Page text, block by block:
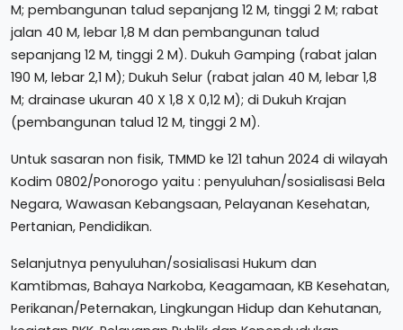
M; pembangunan talud sepanjang 12 M, tinggi 2 M; rabat
jalan 40 M, lebar 1,8 M dan pembangunan talud
sepanjang 12 M, tinggi 2 M). Dukuh Gamping (rabat jalan
190 M, lebar 2,1 M); Dukuh Selur (rabat jalan 40 M, lebar 1,8
M; drainase ukuran 40 X 1,8 X 0,12 M); di Dukuh Krajan
(pembangunan talud 12 M, tinggi 2 M).
Untuk sasaran non fisik, TMMD ke 121 tahun 2024 di wilayah
Kodim 0802/Ponorogo yaitu : penyuluhan/sosialisasi Bela
Negara, Wawasan Kebangsaan, Pelayanan Kesehatan,
Pertanian, Pendidikan.
Selanjutnya penyuluhan/sosialisasi Hukum dan
Kamtibmas, Bahaya Narkoba, Keagamaan, KB Kesehatan,
Perikanan/Peternakan, Lingkungan Hidup dan Kehutanan,